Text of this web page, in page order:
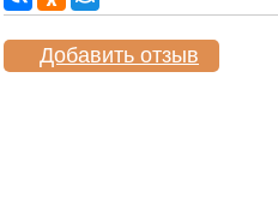
Добавить отзыв